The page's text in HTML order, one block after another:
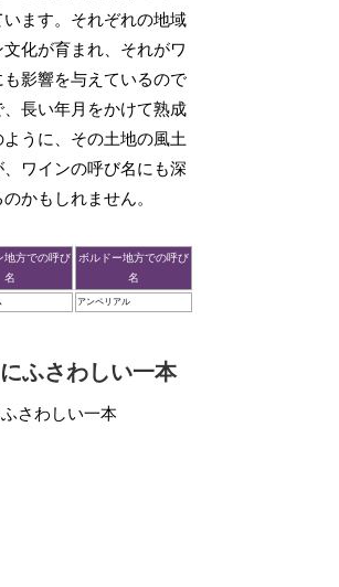
います。それぞれの地域
化が育まれ、それがワ
影響を与えているので
、長い年月をかけて熟成
うに、その土地の風土
ワインの呼び名にも深
かもしれません。
地方での呼び
名
ボルドー地方での呼び
名
アンペリアル
ふさわしい一本